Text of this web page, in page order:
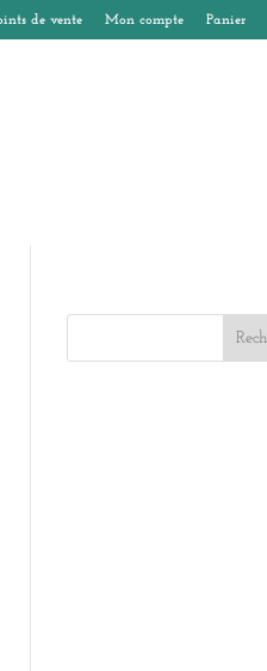
de vente Mon compte Panier